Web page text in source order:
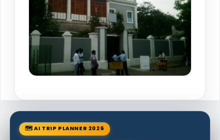
🗺 AI TRIP PLANNER 2026